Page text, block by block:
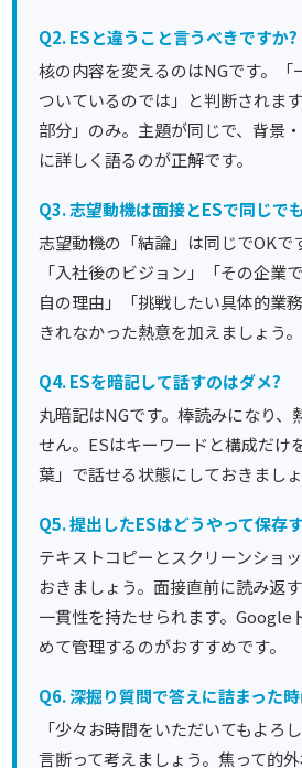
Q2. ESと違うこと言うべきですか?
核の内容を変えるのはNGです。「
ついているのでは」と判断されま
部分」のみ。主題が同じで、背景
に詳しく語るのが正解です。
Q3. 志望動機は面接とESで同じで
志望動機の「結論」は同じでOKで
「入社後のビジョン」「その企業
自の理由」「挑戦したい具体的業
きれなかった熱意を加えましょう。
Q4. ESを暗記して話すのはダメ?
丸暗記はNGです。棒読みになり、
せん。ESはキーワードと構成だけ
葉」で話せる状態にしておきましょ
Q5. 提出したESはどうやって保存
テキストコピーとスクリーンショ
おきましょう。面接直前に読み返
一貫性を持たせられます。Google
めて管理するのがおすすめです。
Q6. 深掘り質問で答えに詰まった
「少々お時間をいただいてもよろ
言断って考えましょう。焦って的